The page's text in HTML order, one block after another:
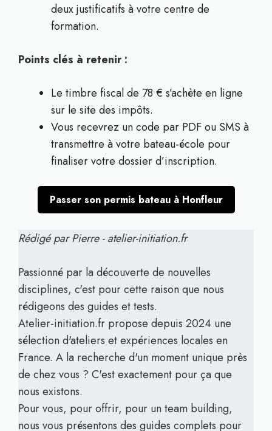
deux justificatifs à votre centre de
formation.
Points clés à retenir :
Le timbre fiscal de 78 € s’achète en ligne
sur le site des impôts.
Vous recevrez un code par PDF ou SMS à
transmettre à votre bateau-école pour
finaliser votre dossier d’inscription.
Passer son permis bateau à Honfleur
Rédigé par Pierre - atelier-initiation.fr
Passionné par la découverte de nouvelles
disciplines, c'est pour cette raison que nous
rédigeons des guides et tests.
Atelier-initiation.fr propose depuis 2024 une
sélection d'ateliers et expériences locales en
France. A la recherche d'un moment unique près
de chez vous ? C'est exactement pour ça que
nous existons.
Pour vous, pour offrir, pour un team building,
nous vous présentons des guides complets pour